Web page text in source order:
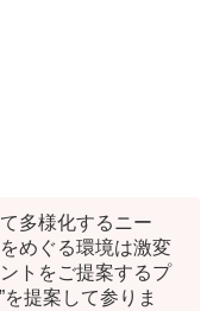
多様化するニー
めぐる環境は激変
トをご提案するプ
提案して参りま